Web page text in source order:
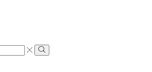
Rechercher